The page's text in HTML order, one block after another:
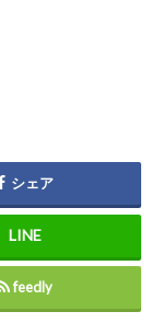
シェア
feedly